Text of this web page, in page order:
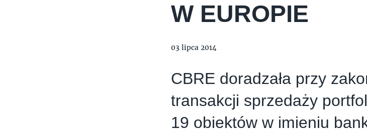
W EUROPIE
03 lipca 2014
CBRE doradzała przy
transakcji sprzedaży
19 obiektów w imieniu